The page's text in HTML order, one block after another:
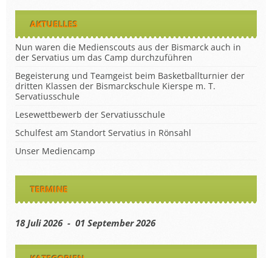
AKTUELLES
Nun waren die Medienscouts aus der Bismarck auch in
der Servatius um das Camp durchzuführen
Begeisterung und Teamgeist beim Basketballturnier der
dritten Klassen der Bismarckschule Kierspe m. T.
Servatiusschule
Lesewettbewerb der Servatiusschule
Schulfest am Standort Servatius in Rönsahl
Unser Mediencamp
TERMINE
18 Juli 2026 - 01 September 2026